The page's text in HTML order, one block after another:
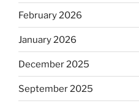
February 2026
January 2026
December 2025
September 2025